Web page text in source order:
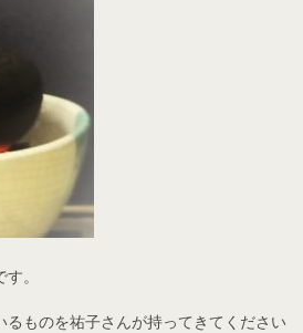
。
ものを祐子さんが持ってきてください